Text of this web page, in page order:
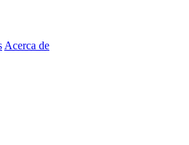
Acerca de